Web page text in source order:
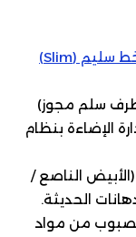
لوكسيفاي (LUXIFY) - خط سليم (Slim)
سلم مجوز)
الإضاءة بنظام
(الأبيض الناصع /
الحديثة.
من مواد